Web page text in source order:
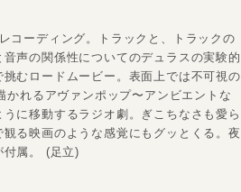
コーディング。トラックと、トラックの
声の関係性についてのデュラスの実験的
むロードムービー。表面上では不可視の
れるアヴァンポップ〜アンビエントな
に移動するラジオ劇。ぎこちなさも愛ら
る映画のような感覚にもグッとくる。夜
付属。 (足立)